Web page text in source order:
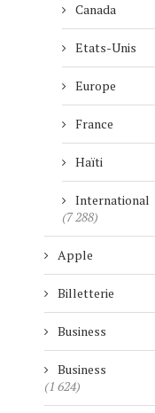
Canada
Etats-Unis
Europe
France
Haïti
International
(7 288)
Apple
Billetterie
Business
Business
(1 624)